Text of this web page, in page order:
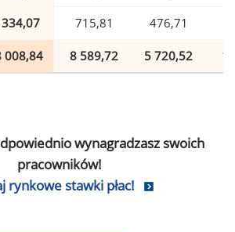
715,81 476,71
008,84 8 589,72 5 720,52 1
wynagradzasz swoich
pracowników!
rynkowe stawki płac!